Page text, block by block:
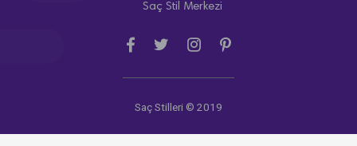
Saç Stil Merkezi
Saç Stilleri © 2019